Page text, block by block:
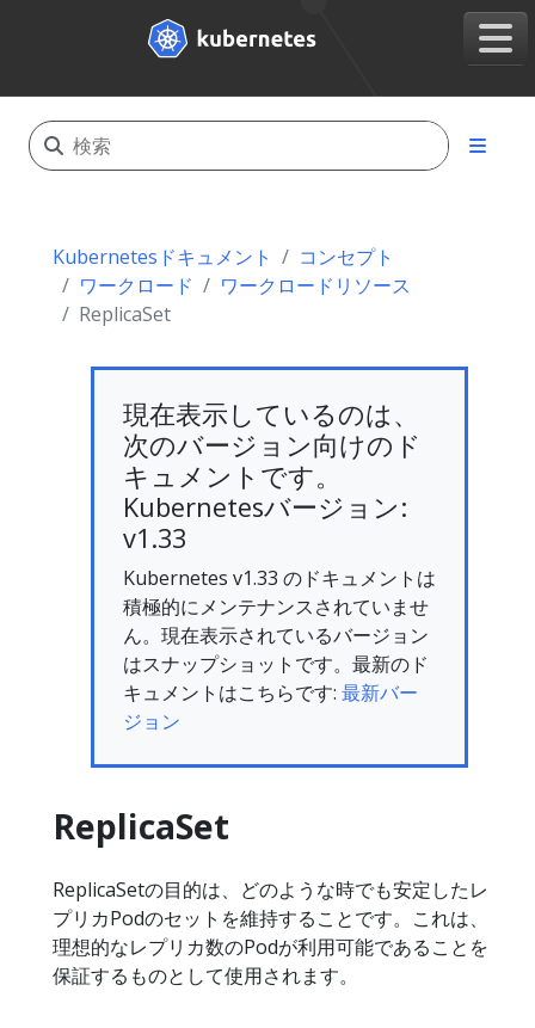
Kubernetesドキュメント
コンセプト
ワークロード
ワークロードリソース
ReplicaSet
現在表示しているのは、
次のバージョン向けのド
キュメントです。
Kubernetesバージョン:
v1.33
Kubernetes v1.33 のドキュメントは
積極的にメンテナンスされていませ
ん。現在表示されているバージョン
はスナップショットです。最新のド
キュメントはこちらです: 最新バー
ジョン
ReplicaSet
ReplicaSetの目的は、どのような時でも安定したレ
プリカPodのセットを維持することです。これは、
理想的なレプリカ数のPodが利用可能であることを
保証するものとして使用されます。